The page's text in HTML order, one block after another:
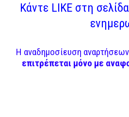
Κάντε LIKE στη
Η αναδημοσίευση
επιτρέπεται μόνο με